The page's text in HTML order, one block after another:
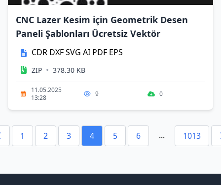
CNC Lazer Kesim için Geometrik Desen
Paneli Şablonları Ücretsiz Vektör
CDR DXFSVG AI PDF EPS
ZIP • 378.30 KB
11.05.2025
13:28
9 0
1 2 3 4 5 6 ... 1013